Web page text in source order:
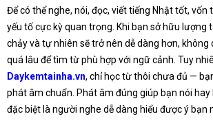
Để có thể nghe, nói, đọc, viết tiếng Nhật tốt,
yếu tố cực kỳ quan trọng. Khi bạn sở hữu lượng
chảy và tự nhiên sẽ trở nên dễ dàng hơn, không
quá lâu để tìm từ phù hợp với ngữ cảnh. Tuy
Daykemtainha.vn, chỉ học từ thôi chưa đủ —
phát âm chuẩn. Phát âm đúng giúp bạn nói
đặc biệt là người nghe dễ dàng hiểu được ý bạn